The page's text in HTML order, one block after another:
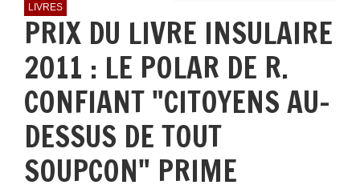
LIVRES
PRIX DU LIVRE INSULAIRE
2011 : LE POLAR DE R.
CONFIANT "CITOYENS AU-
DESSUS DE TOUT
SOUPCON" PRIME